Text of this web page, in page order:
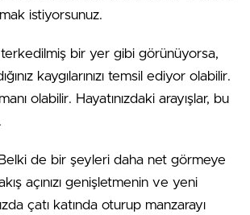
istiyorsunuz.
terkedilmiş bir yer gibi görünüyorsa,
kaygılarınızı temsil ediyor olabilir.
olabilir. Hayatınızdaki arayışlar, bu
Belki de bir şeyleri daha net görmeye
açınızı genişletmenin ve yeni
çatı katında oturup manzarayı